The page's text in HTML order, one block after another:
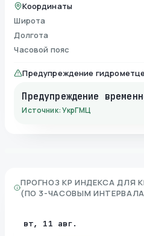
Координаты
Широта
Долгота
Часовой пояс
Предупреждение
Предупреждение
Источник: УкрГМЦ
ПРОГНОЗ KP ИНДЕКСА ДЛЯ
(ПО 3-ЧАСОВЫМ
вт, 11 авг.